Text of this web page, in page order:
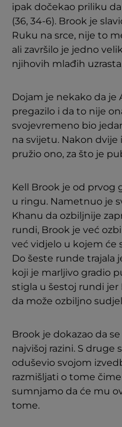
ipak dočekao priliku
(36, 34-6). Brook je
Ruku na srce, nije to
ali završilo je jedno
njihovih mlađih
Dojam je nekako da je
pregazilo i da to nije
svojevremeno bio
na svijetu. Nakon dvije
pružio ono, za što je
Kell Brook je od prvog
u ringu. Nametnuo je
Khanu da ozbiljnije
rundi, Brook je već
već vidjelo u kojem će
Do šeste runde trajala
koji je marljivo gradio
stigla u šestoj rundi jer
da može ozbiljno
Brook je dokazao da
najvišoj razini. S druge
oduševio svojom
razmišljati o tome
sumnjamo da će mu
tome.